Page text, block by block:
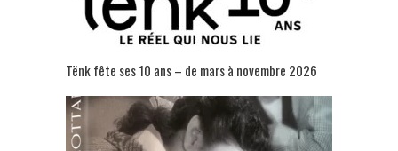
Tënk fête ses 10 ans – de mars à novembre 2026